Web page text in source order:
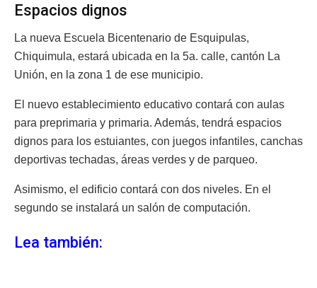
Espacios dignos
La nueva Escuela Bicentenario de Esquipulas,
Chiquimula, estará ubicada en la 5a. calle, cantón La
Unión, en la zona 1 de ese municipio.
El nuevo establecimiento educativo contará con aulas
para preprimaria y primaria. Además, tendrá espacios
dignos para los estuiantes, con juegos infantiles, canchas
deportivas techadas, áreas verdes y de parqueo.
Asimismo, el edificio contará con dos niveles. En el
segundo se instalará un salón de computación.
Lea también: